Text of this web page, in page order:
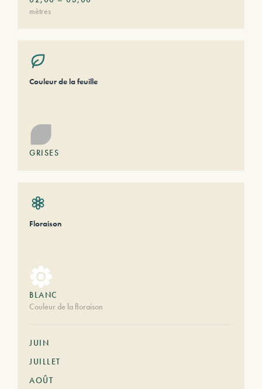
mètres
Couleur de la feuille
GRISES
Floraison
BLANC
Couleur de la floraison
JUIN
JUILLET
AOÛT